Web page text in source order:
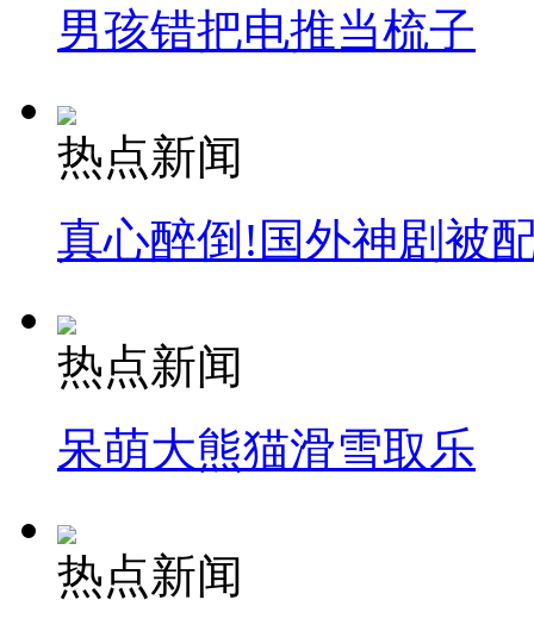
男孩错把电推当梳子
热点新闻
真心醉倒!国外神剧被
热点新闻
呆萌大熊猫滑雪取乐
热点新闻